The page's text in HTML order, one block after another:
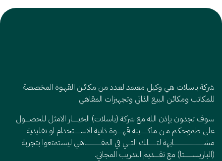
شركة باسلات هي وكيل معتمد لعـدد من مكائـن القهـوة المخصصة
للمكاتب ومكائن البيع الذاتي وتجهيزات المقاهي
سوف تجدون بإذن الله مع شركة (باسلات) الخيــــــار الامثل للحصــــول
على طموحكـم مـن ماكـــــــينة قهــــــوة ذاتية الاســــــتخدام او تقليدية
مشــــــــــــــــــــــــــــــابهة لتــــــــلك التـــي في المقـــــــــــــــاهي ليستمتعوا بتجربة
(الباريســــــــتا) مع تقـــــديم التدريب المجاني.